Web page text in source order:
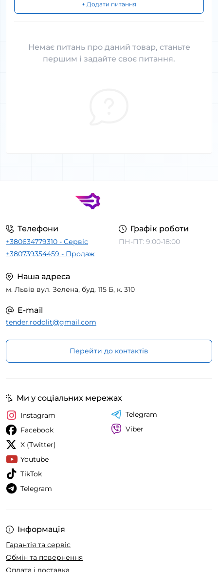
+ Додати питання
Немає питань про даний товар, станьте
першим і задайте своє питання.
Телефони
+380634779310 - Сервіс
+380739354459 - Продаж
Графік роботи
ПН-ПТ: 9:00-18:00
Наша адреса
м. Львів вул. Зелена, буд. 115 Б, к. 310
E-mail
tender.rodolit@gmail.com
Перейти до контактів
Інформація
Гарантія та сервіс
Обмін та повернення
Оплата і доставка
Ми у соціальних мережах
Instagram
Facebook
X (Twitter)
Youtube
TikTok
Telegram
Telegram
Viber